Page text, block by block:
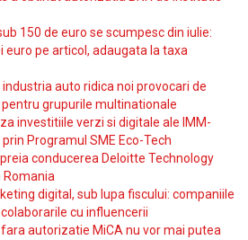
150 de euro se scumpesc din iulie:
euro pe articol, adaugata la taxa
auto ridica noi provocari de
grupurile multinationale
investitiile verzi si digitale ale IMM-
Programul SME Eco-Tech
conducerea Deloitte Technology
Romania
digital, sub lupa fiscului: companiile
cu influencerii
autorizatie MiCA nu vor mai putea